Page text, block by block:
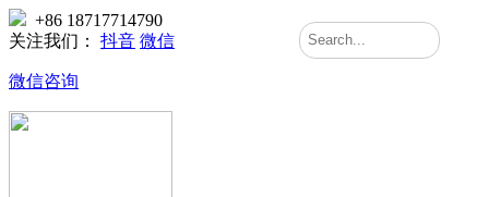
+86 18717714790
关注我们：
抖音 微信
微信咨询